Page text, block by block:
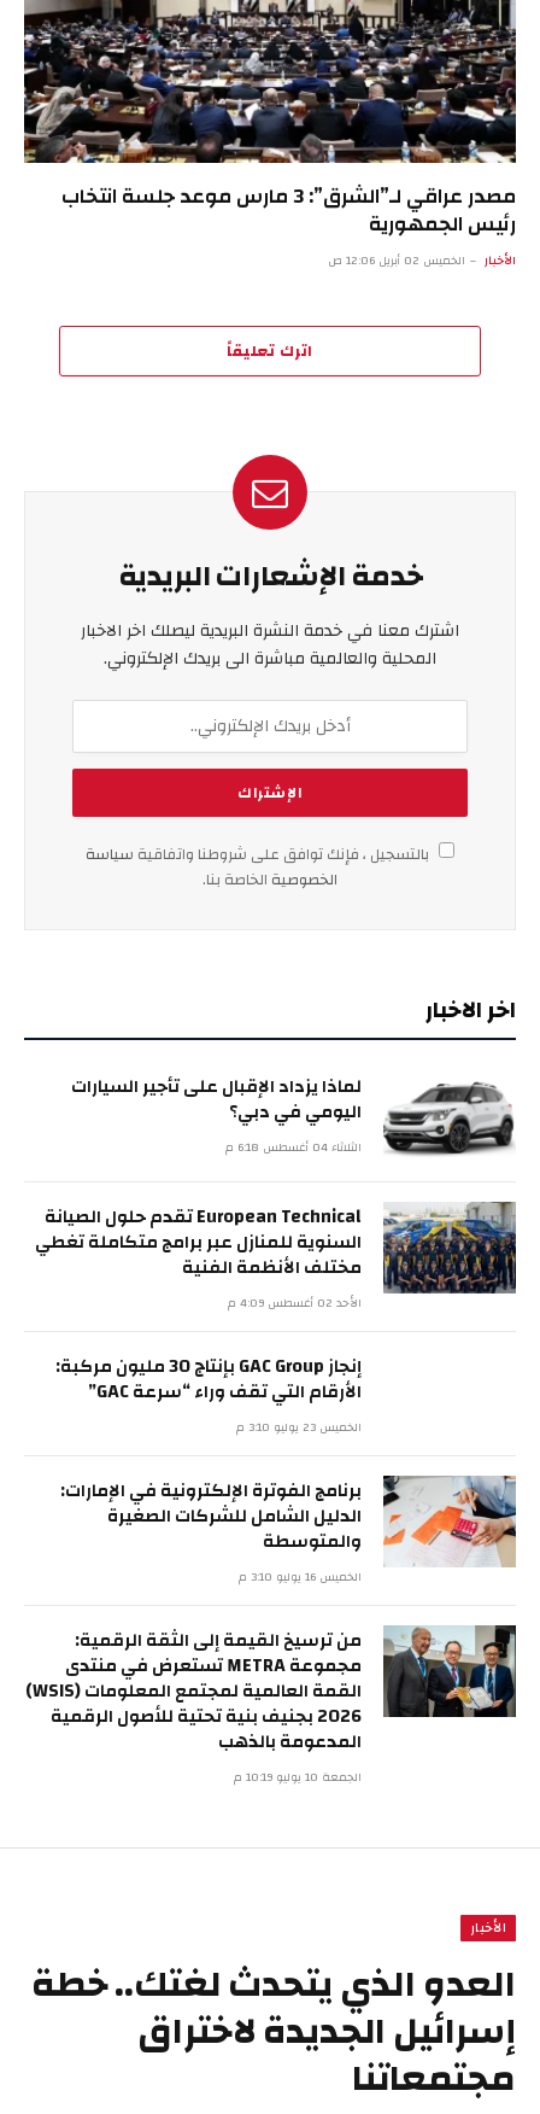
مصدر عراقي لـ”الشرق”: 3 مارس موعد جلسة انتخاب
رئيس الجمهورية
الأخبار الخميس 02 أبريل 12:06 ص
اترك تعليقاً
خدمة الإشعارات البريدية
اشترك معنا في خدمة النشرة البريدية ليصلك اخر الاخبار
المحلية والعالمية مباشرة الى بريدك الإلكتروني.
بالتسجيل ، فإنك توافق على شروطنا واتفاقية سياسة
الخصوصية الخاصة بنا.
اخر الاخبار
لماذا يزداد الإقبال على تأجير السيارات
اليومي في دبي؟
الثلاثاء 04 أغسطس 6:18 م
European Technical تقدم حلول الصيانة
السنوية للمنازل عبر برامج متكاملة تغطي
مختلف الأنظمة الفنية
الأحد 02 أغسطس 4:09 م
إنجاز GAC Group بإنتاج 30 مليون مركبة:
الأرقام التي تقف وراء “سرعة GAC”
الخميس 23 يوليو 3:10 م
برنامج الفوترة الإلكترونية في الإمارات:
الدليل الشامل للشركات الصغيرة
والمتوسطة
الخميس 16 يوليو 3:10 م
من ترسيخ القيمة إلى الثقة الرقمية:
مجموعة METRA تستعرض في منتدى
القمة العالمية لمجتمع المعلومات (WSIS)
2026 بجنيف بنية تحتية للأصول الرقمية
المدعومة بالذهب
الجمعة 10 يوليو 10:19 م
الأخبار
العدو الذي يتحدث لغتك.. خطة
إسرائيل الجديدة لاختراق
مجتمعاتنا